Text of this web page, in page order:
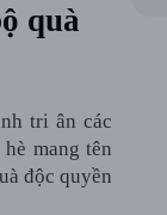
quà
tri ân các
mang tên
độc quyền